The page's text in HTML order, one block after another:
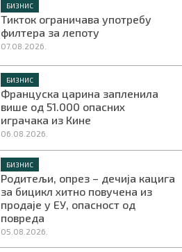
БИЗНИС
Тикток ограничава употребу
филтера за лепоту
07.08.2026.
БИЗНИС
Француска царина запленила
више од 51.000 опасних
играчака из Кине
06.08.2026.
БИЗНИС
Родитељи, опрез – дечија кацига
за бицикл хитно повучена из
продаје у ЕУ, опасност од
повреда
05.08.2026.